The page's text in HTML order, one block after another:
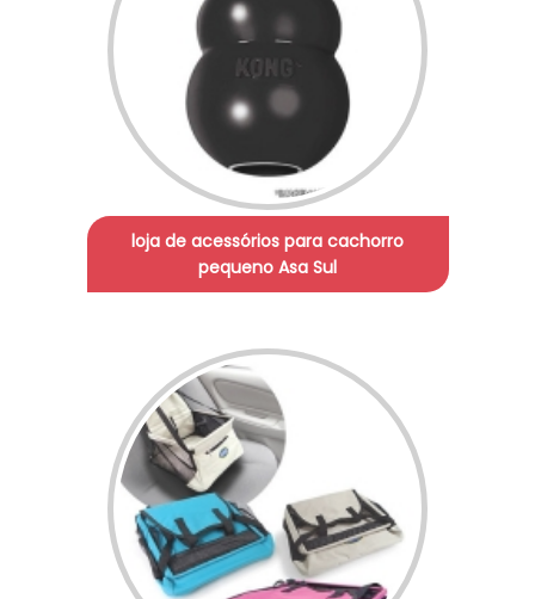
loja de acessórios para cachorro
pequeno Asa Sul